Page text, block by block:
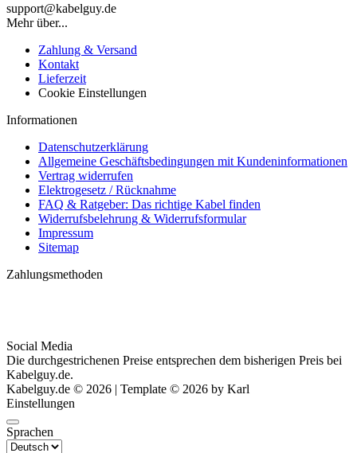
support@kabelguy.de
Mehr über...
Zahlung & Versand
Kontakt
Lieferzeit
Cookie Einstellungen
Informationen
Datenschutzerklärung
Allgemeine Geschäftsbedingungen mit Kundeninformationen
Vertrag widerrufen
Elektrogesetz / Rücknahme
FAQ & Ratgeber: Das richtige Kabel finden
Widerrufsbelehrung & Widerrufsformular
Impressum
Sitemap
Zahlungsmethoden
Social Media
Die durchgestrichenen Preise entsprechen dem bisherigen Preis bei
Kabelguy.de.
Kabelguy.de © 2026 | Template © 2026 by Karl
Einstellungen
Sprachen